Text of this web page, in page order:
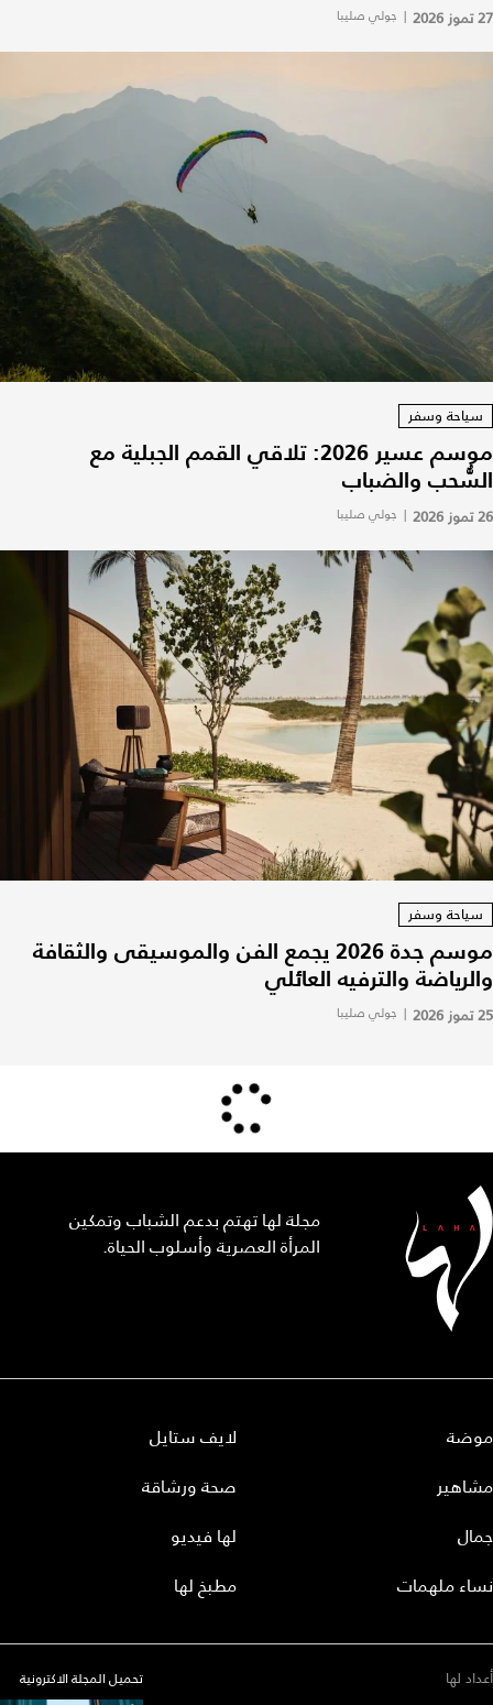
27 تموز 2026 | جولي صليبا
سياحة وسفر
موسم عسير 2026: تلاقي القمم الجبلية مع
السُّحب والضباب
26 تموز 2026 | جولي صليبا
سياحة وسفر
موسم جدة 2026 يجمع الفن والموسيقى والثقافة
والرياضة والترفيه العائلي
25 تموز 2026 | جولي صليبا
مجلة لها تهتم بدعم الشباب وتمكين
المرأة العصرية وأسلوب الحياة.
موضة
مشاهير
جمال
نساء ملهمات
لايف ستايل
صحة ورشاقة
لها فيديو
مطبخ لها
أعداد لها تحميل المجلة الاكترونية